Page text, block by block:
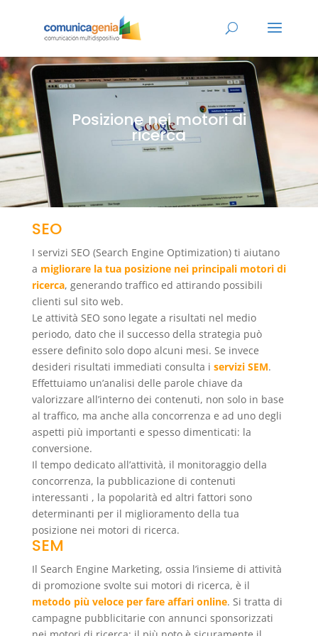
Posizione nei motori di
ricerca
SEO
I servizi SEO (Search Engine Optimization) ti aiutano
a migliorare la tua posizione nei principali motori di
ricerca, generando traffico ed attirando possibili
clienti sul sito web.
Le attività SEO sono legate a risultati nel medio
periodo, dato che il successo della strategia può
essere definito solo dopo alcuni mesi. Se invece
desideri risultati immediati consulta i servizi SEM.
Effettuiamo un’analisi delle parole chiave da
valorizzare all’interno dei contenuti, non solo in base
al traffico, ma anche alla concorrenza e ad uno degli
aspetti più importanti e spesso dimenticati: la
conversione.
Il tempo dedicato all’attività, il monitoraggio della
concorrenza, la pubblicazione di contenuti
interessanti , la popolarità ed altri fattori sono
determinanti per il miglioramento della tua
posizione nei motori di ricerca.
SEM
Il Search Engine Marketing, ossia l’insieme di attività
di promozione svolte sui motori di ricerca, è il
metodo più veloce per fare affari online. Si tratta di
campagne pubblicitarie con annunci sponsorizzati